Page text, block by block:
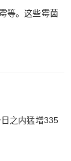
等。这些霉菌
之内猛增335